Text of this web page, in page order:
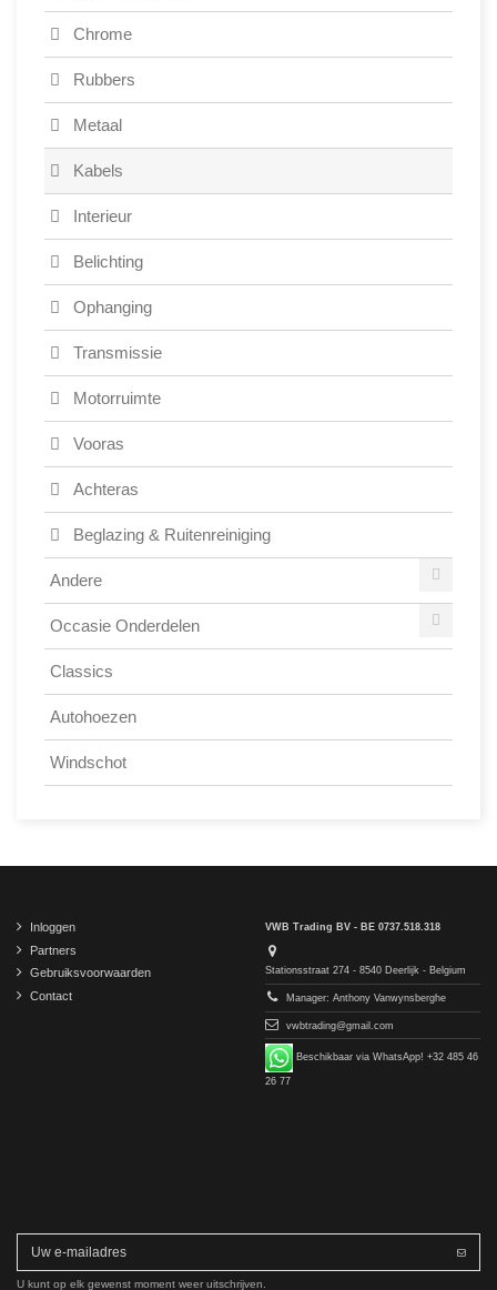
Chrome
Rubbers
Metaal
Kabels
Interieur
Belichting
Ophanging
Transmissie
Motorruimte
Vooras
Achteras
Beglazing & Ruitenreiniging
Andere
Occasie Onderdelen
Classics
Autohoezen
Windschot
Inloggen
Partners
Gebruiksvoorwaarden
Contact
VWB Trading BV - BE 0737.518.318
Stationsstraat 274 - 8540 Deerlijk - Belgium
Manager: Anthony Vanwynsberghe
vwbtrading@gmail.com
Beschikbaar via WhatsApp! +32 485 46
26 77
U kunt op elk gewenst moment weer uitschrijven.